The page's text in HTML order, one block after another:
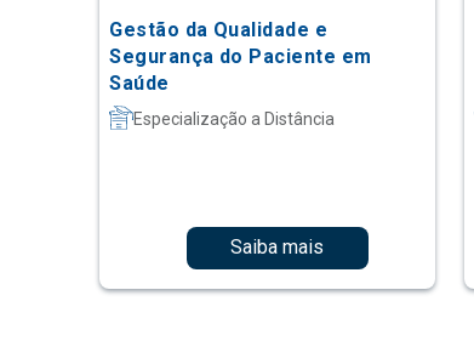
Gestão da Qualidade e
Segurança do Paciente em
Saúde
Especialização a Distância
Saiba mais